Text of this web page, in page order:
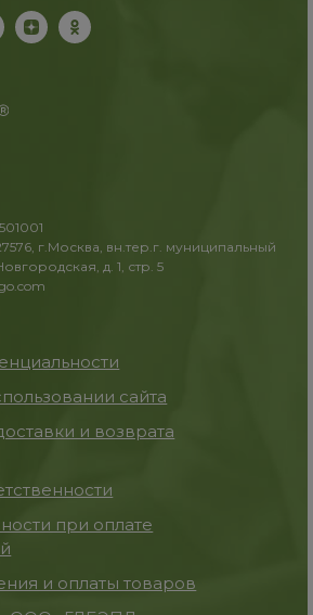
г.Москва, вн.тер.г. муниципальный
д. 1, стр. 5
сайта
и возврата
при оплате
и оплаты товаров